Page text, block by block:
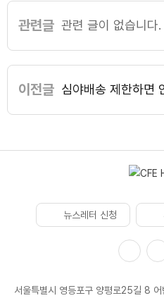
관련글 관련 글이 없습니다.
이전글 심야배송 제한하면
뉴스레터 신청
서울특별시 영등포구 양평로25길 8